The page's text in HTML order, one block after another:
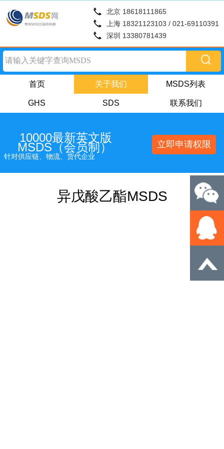
北京 18618111865
上海 18321123103 / 021-69110391
深圳 13380781439
首页 关于我们 MSDS列表
GHS SDS 联系我们
10000最新英文版
MSDS（会员制）
针对供应链、物流、货代企业
立即申请权限
异戊酸乙酯MSDS